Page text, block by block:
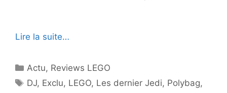
Lire la suite…
Catégories
Actu, Reviews LEGO
Étiquettes
DJ, Exclu, LEGO, Les dernier Jedi, Polybag,